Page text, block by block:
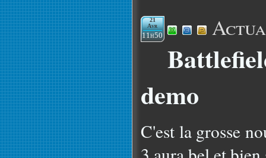
21
Avr
11h50
demo
C'est la grosse